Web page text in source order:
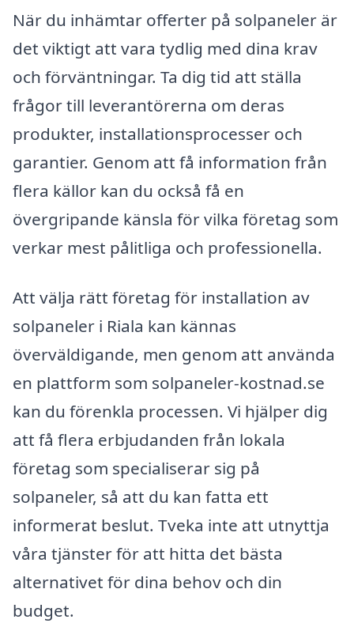
När du inhämtar offerter på solpaneler är
det viktigt att vara tydlig med dina krav
och förväntningar. Ta dig tid att ställa
frågor till leverantörerna om deras
produkter, installationsprocesser och
garantier. Genom att få information från
flera källor kan du också få en
övergripande känsla för vilka företag som
verkar mest pålitliga och professionella.
Att välja rätt företag för installation av
solpaneler i Riala kan kännas
överväldigande, men genom att använda
en plattform som solpaneler-kostnad.se
kan du förenkla processen. Vi hjälper dig
att få flera erbjudanden från lokala
företag som specialiserar sig på
solpaneler, så att du kan fatta ett
informerat beslut. Tveka inte att utnyttja
våra tjänster för att hitta det bästa
alternativet för dina behov och din
budget.